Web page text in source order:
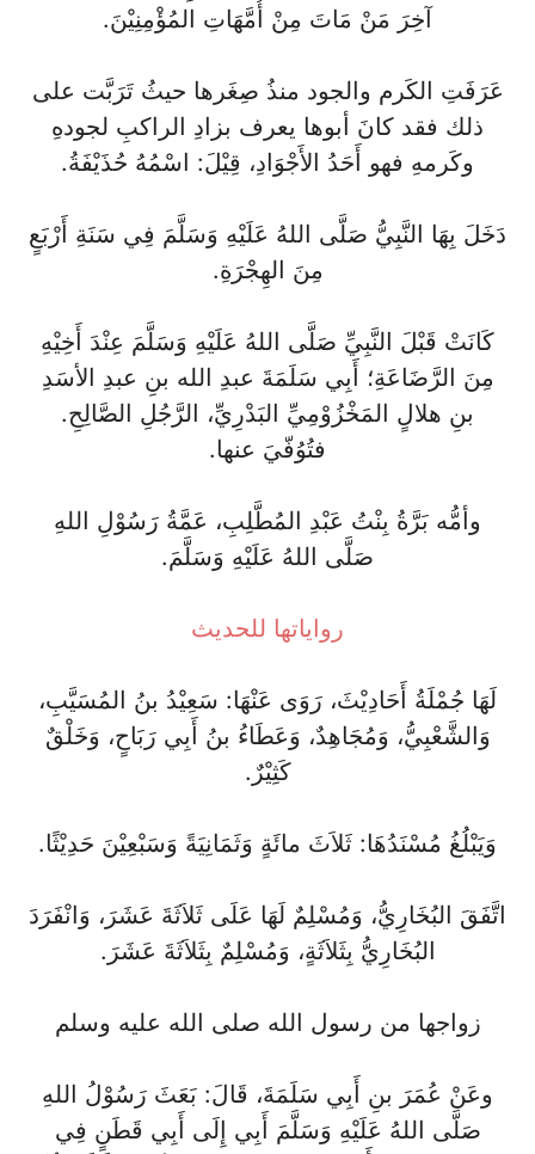
آخِرَ مَنْ مَاتَ مِنْ أُمَّهَاتِ المُؤْمِنِيْنَ.
عَرَفَتِ الكَرم والجود منذُ صِغَرها حيثُ تَرَبَّت على
ذلك فقد كانَ أبوها يعرف بزادِ الراكبِ لجودهِ
وكَرمهِ فهو أَحَدُ الأَجْوَادِ، قِيْلَ: اسْمُهُ حُذَيْفَةُ.
دَخَلَ بِهَا النَّبِيُّ صَلَّى اللهُ عَلَيْهِ وَسَلَّمَ فِي سَنَةِ أَرْبَعٍ
مِنَ الهِجْرَةِ.
كَانَتْ قَبْلَ النَّبِيِّ صَلَّى اللهُ عَلَيْهِ وَسَلَّمَ عِنْدَ أَخِيْهِ
مِنَ الرَّضَاعَةِ؛ أَبِي سَلَمَةَ عبدِ الله بنِ عبدِ الأسَدِ
بنِ هلالٍ المَخْزُوْمِيِّ البَدْرِيِّ، الرَّجُلِ الصَّالِحِ.
فتُوُفّيَ عنها.
وأمُّه بَرَّةُ بِنْتُ عَبْدِ المُطَّلِبِ، عَمَّةُ رَسُوْلِ اللهِ
صَلَّى اللهُ عَلَيْهِ وَسَلَّمَ.
رواياتها للحديث
لَهَا جُمْلَةُ أَحَادِيْثَ، رَوَى عَنْهَا: سَعِيْدُ بنُ المُسَيَّبِ،
وَالشَّعْبِيُّ، وَمُجَاهِدٌ، وَعَطَاءُ بنُ أَبِي رَبَاحٍ، وَخَلْقٌ
كَثِيْرٌ.
وَيَبْلُغُ مُسْنَدُهَا: ثَلاَثَ مائَةٍ وَثَمَانِيَةً وَسَبْعِيْنَ حَدِيْثًا.
اتَّفَقَ البُخَارِيُّ، وَمُسْلِمٌ لَهَا عَلَى ثَلاَثَةَ عَشَرَ، وَانْفَرَدَ
البُخَارِيُّ بِثَلاَثَةٍ، وَمُسْلِمٌ بِثَلاَثَةَ عَشَرَ.
زواجها من رسول الله صلى الله عليه وسلم
وعَنْ عُمَرَ بنِ أَبِي سَلَمَةَ، قَالَ: بَعَثَ رَسُوْلُ اللهِ
صَلَّى اللهُ عَلَيْهِ وَسَلَّمَ أَبِي إِلَى أَبِي قَطَنٍ فِي